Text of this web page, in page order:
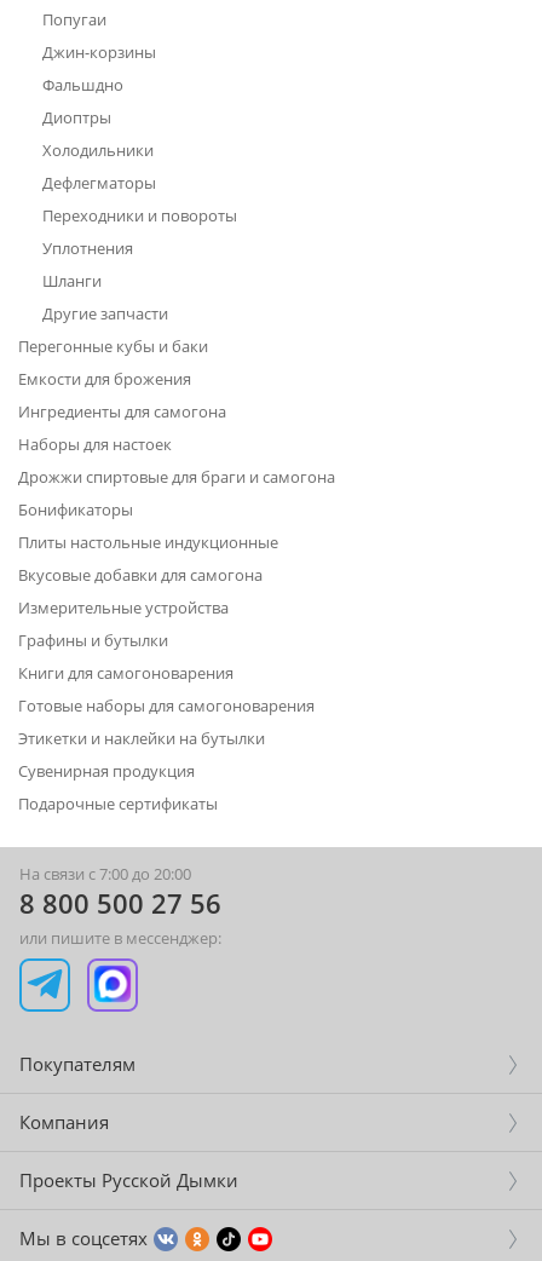
Попугаи
Джин-корзины
Фальшдно
Диоптры
Холодильники
Дефлегматоры
Переходники и повороты
Уплотнения
Шланги
Другие запчасти
Перегонные кубы и баки
Емкости для брожения
Ингредиенты для самогона
Наборы для настоек
Дрожжи спиртовые для браги и самогона
Бонификаторы
Плиты настольные индукционные
Вкусовые добавки для самогона
Измерительные устройства
Графины и бутылки
Книги для самогоноварения
Готовые наборы для самогоноварения
Этикетки и наклейки на бутылки
Сувенирная продукция
Подарочные сертификаты
На связи с 7:00 до 20:00
8 800 500 27 56
или пишите в мессенджер:
Покупателям
Компания
Проекты Русской Дымки
Мы в соцсетях